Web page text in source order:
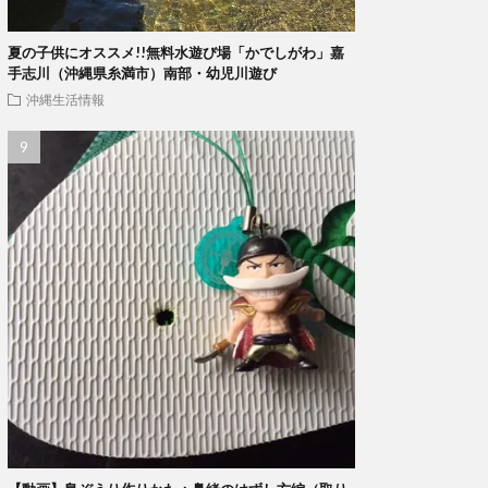
夏の子供にオススメ!!無料水遊び場「かでしがわ」嘉
手志川（沖縄県糸満市）南部・幼児川遊び
沖縄生活情報